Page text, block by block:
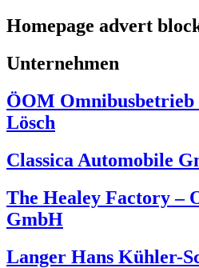
Homepage advert
Unternehmen
ÖOM
Lösch
Classica Automobile
The Healey Factory –
GmbH
Langer Hans Kühler-